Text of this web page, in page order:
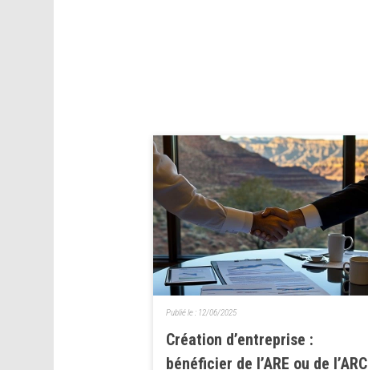
Création d’entreprise :
bénéficier de l’ARE ou de
Publié le : 12/06/2025